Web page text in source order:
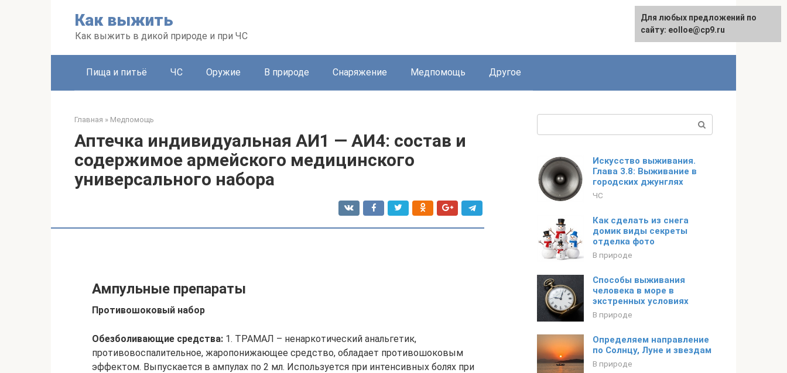
Как выжить
Как выжить в дикой природе и при ЧС
Пища и питьё ЧС Оружие В природе Снаряжение Медпомощь Другое
Главная » Медпомощь
Аптечка индивидуальная АИ1 — АИ4: состав и
содержимое армейского медицинского
универсального набора
Ампульные препараты
Противошоковый набор
Обезболивающие средства: 1. ТРАМАЛ – ненаркотический анальгетик,
противовоспалительное, жаропонижающее средство, обладает противошоковым
эффектом. Выпускается в ампулах по 2 мл. Используется при интенсивных болях при
Искусство выживания.
Глава 3.8: Выживание в
городских джунглях
ЧС
Как сделать из снега
домик виды секреты
отделка фото
В природе
Способы выживания
человека в море в
экстренных условиях
В природе
Определяем направление
по Солнцу, Луне и звездам
В природе
Для любых предложений по
сайту: eolloe@cp9.ru